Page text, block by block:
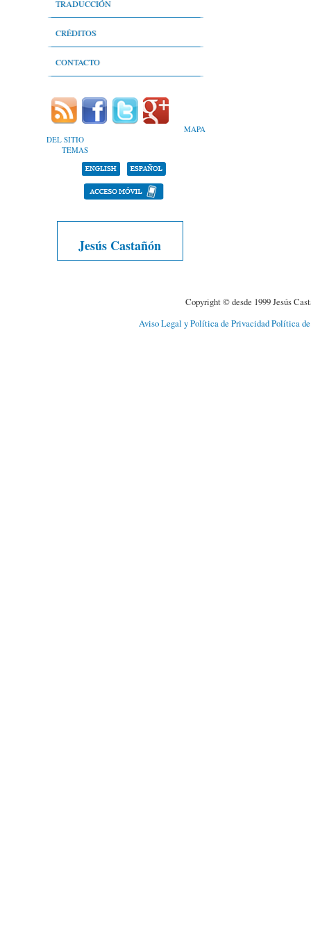
Lenguaje técnico del deporte
Lenguaje periodístico y comunicación
Nivel léxico
TRADUCCIÓN
CRÉDITOS
Autores
Estadísticas
Objetivos
Portafolio
CONTACTO
MAPA
DEL SITIO
TEMAS
Jesús Castañón
Copyright © desde 1999 Jesús
Aviso Legal y Política de PrivacidadPolítica